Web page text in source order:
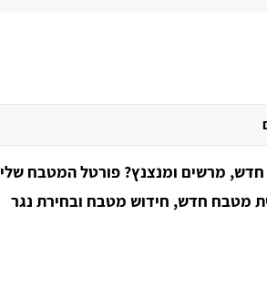
מרשים ומנצנץ? פורטל המטבח שלי
מטבח חדש, חידוש מטבח ובחירת נגר